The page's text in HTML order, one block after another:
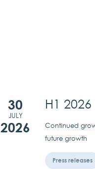
30
JULY
2026
H1
Continued
future growth
Press releases